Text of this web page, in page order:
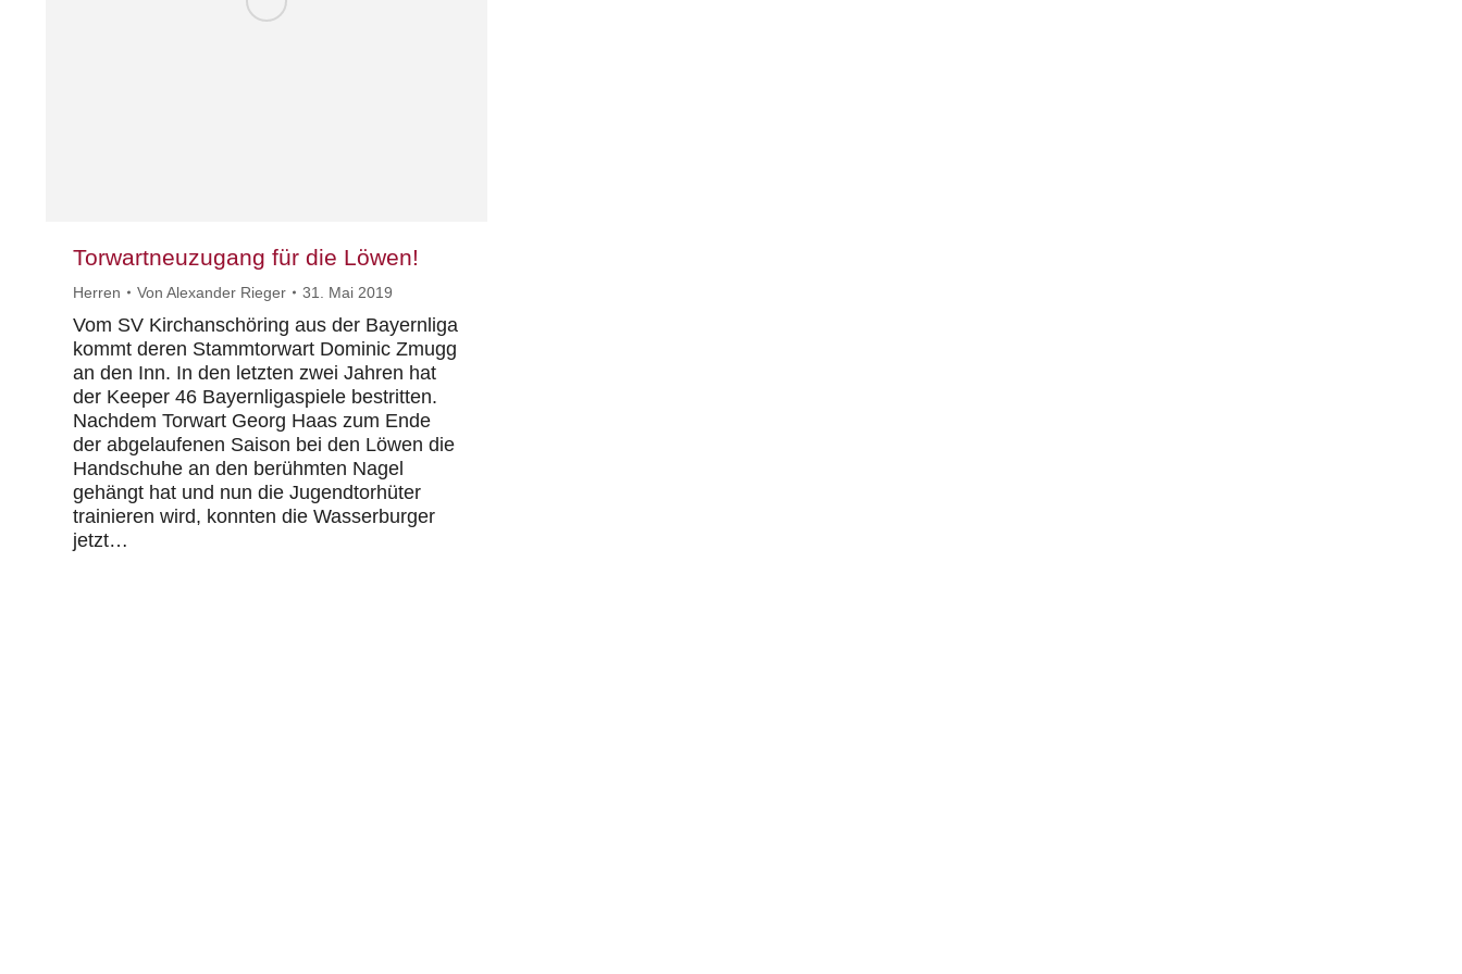
Torwartneuzugang für die Löwen!
Herren Von Alexander Rieger 31. Mai 2019
Vom SV Kirchanschöring aus der Bayernliga
kommt deren Stammtorwart Dominic Zmugg
an den Inn. In den letzten zwei Jahren hat
der Keeper 46 Bayernligaspiele bestritten.
Nachdem Torwart Georg Haas zum Ende
der abgelaufenen Saison bei den Löwen die
Handschuhe an den berühmten Nagel
gehängt hat und nun die Jugendtorhüter
trainieren wird, konnten die Wasserburger
jetzt…